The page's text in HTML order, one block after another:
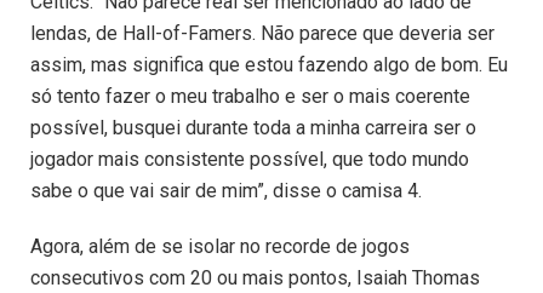
lendas, de Hall-of-Famers. Não parece que deveria ser
assim, mas significa que estou fazendo algo de bom. Eu
só tento fazer o meu trabalho e ser o mais coerente
possível, busquei durante toda a minha carreira ser o
jogador mais consistente possível, que todo mundo
sabe o que vai sair de mim”, disse o camisa 4.
Agora, além de se isolar no recorde de jogos
consecutivos com 20 ou mais pontos, Isaiah Thomas